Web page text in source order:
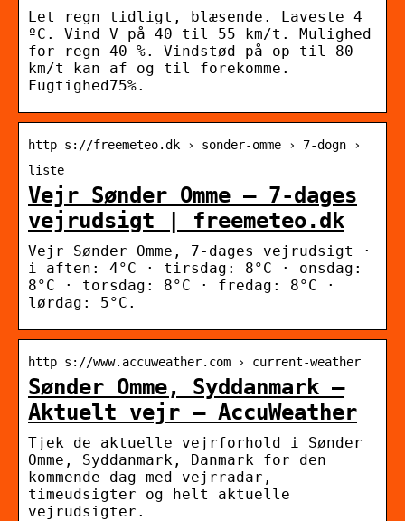
Let regn tidligt, blæsende. Laveste 4
ºC. Vind V på 40 til 55 km/t. Mulighed
for regn 40 %. Vindstød på op til 80
km/t kan af og til forekomme.
Fugtighed75%.
http s://freemeteo.dk › sonder-omme › 7-dogn ›
liste
Vejr Sønder Omme – 7-dages
vejrudsigt | freemeteo.dk
Vejr Sønder Omme, 7-dages vejrudsigt ·
i aften: 4°C · tirsdag: 8°C · onsdag:
8°C · torsdag: 8°C · fredag: 8°C ·
lørdag: 5°C.
http s://www.accuweather.com › current-weather
Sønder Omme, Syddanmark –
Aktuelt vejr – AccuWeather
Tjek de aktuelle vejrforhold i Sønder
Omme, Syddanmark, Danmark for den
kommende dag med vejrradar,
timeudsigter og helt aktuelle
vejrudsigter.